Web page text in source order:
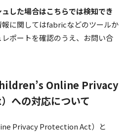
した場合はこちらでは検知でき
に関してはfabricなどのツールか
ポートを確認のうえ、お問い合
Online Privacy
への対応について
Privacy Protection Act）と